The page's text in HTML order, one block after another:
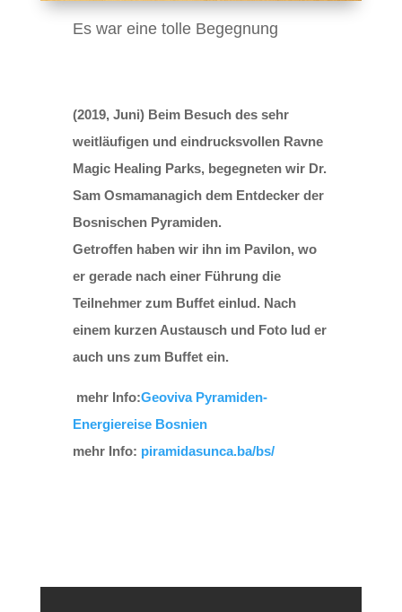
Es war eine tolle Begegnung
(2019, Juni) Beim Besuch des sehr
weitläufigen und eindrucksvollen Ravne
Magic Healing Parks, begegneten wir Dr.
Sam Osmamanagich dem Entdecker der
Bosnischen Pyramiden.
Getroffen haben wir ihn im Pavilon, wo
er gerade nach einer Führung die
Teilnehmer zum Buffet einlud. Nach
einem kurzen Austausch und Foto lud er
auch uns zum Buffet ein.
mehr Info:Geoviva Pyramiden-
Energiereise Bosnien
mehr Info: piramidasunca.ba/bs/